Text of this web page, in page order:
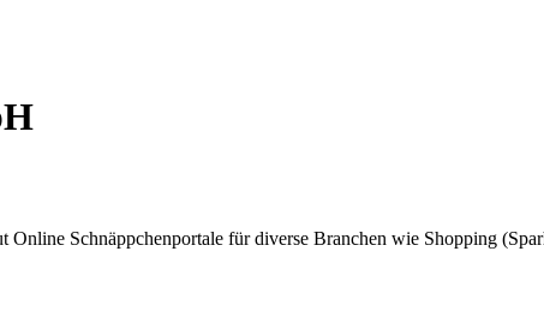
Schnäppchenportale für diverse Branchen wie Shopping